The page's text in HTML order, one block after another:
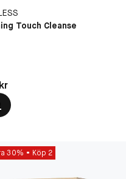
Touch Cleanse
kr
30% Köp 2